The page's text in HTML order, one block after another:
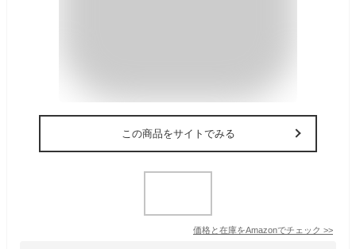
この商品をサイトでみる
価格と在庫をAmazonでチェック >>